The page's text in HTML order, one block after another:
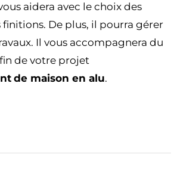
aidera avec le choix des
De plus, il pourra gérer
Il vous accompagnera du
de votre projet
de maison en alu.